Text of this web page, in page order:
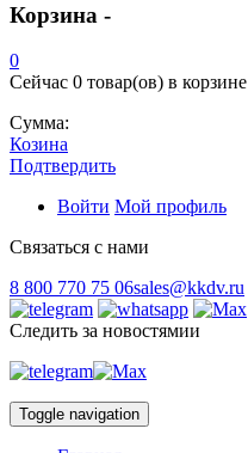
Корзина -
0
Сейчас 0 товар(ов) в корзине
Сумма:
Козина
Подтвердить
Войти Мой профиль
Связаться с нами
8 800 770 75 06sales@kkdv.ru
Следить за новостямии
Toggle navigation